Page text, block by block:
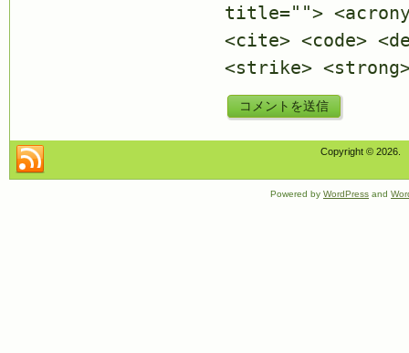
title="">
<cite> <code>
<strike>
Copyright © 2026.
Powered by WordPress and